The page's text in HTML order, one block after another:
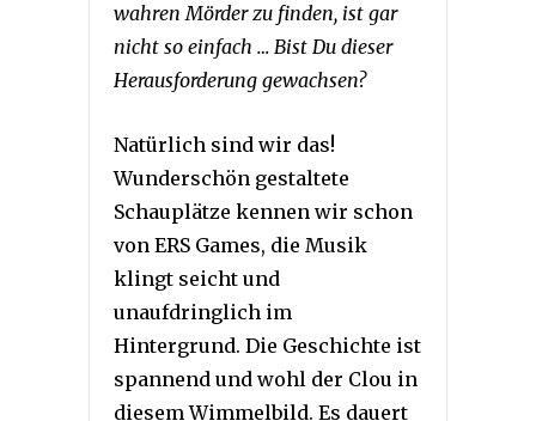
wahren Mörder zu finden, ist gar
nicht so einfach … Bist Du dieser
Herausforderung gewachsen?
Natürlich sind wir das!
Wunderschön gestaltete
Schauplätze kennen wir schon
von ERS Games, die Musik
klingt seicht und
unaufdringlich im
Hintergrund. Die Geschichte ist
spannend und wohl der Clou in
diesem Wimmelbild. Es dauert